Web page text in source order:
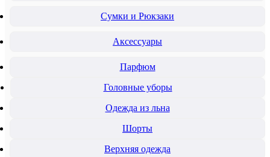
Сумки и Рюкзаки
Аксессуары
Парфюм
Головные уборы
Одежда из льна
Шорты
Верхняя одежда